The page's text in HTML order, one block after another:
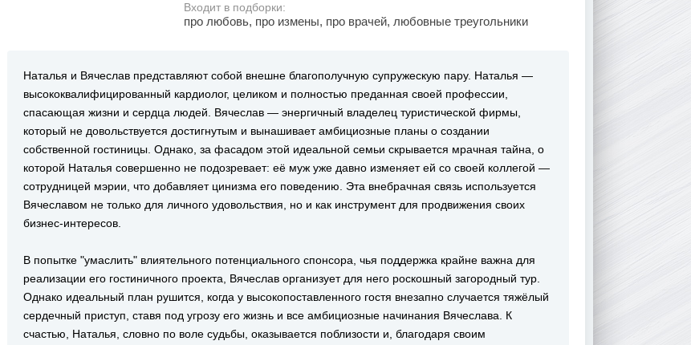
Входит в подборки:
про любовь, про измены, про врачей, любовные треугольники
Наталья и Вячеслав представляют собой внешне благополучную супружескую пару. Наталья —
высококвалифицированный кардиолог, целиком и полностью преданная своей профессии,
спасающая жизни и сердца людей. Вячеслав — энергичный владелец туристической фирмы,
который не довольствуется достигнутым и вынашивает амбициозные планы о создании
собственной гостиницы. Однако, за фасадом этой идеальной семьи скрывается мрачная тайна, о
которой Наталья совершенно не подозревает: её муж уже давно изменяет ей со своей коллегой —
сотрудницей мэрии, что добавляет цинизма его поведению. Эта внебрачная связь используется
Вячеславом не только для личного удовольствия, но и как инструмент для продвижения своих
бизнес-интересов.
В попытке "умаслить" влиятельного потенциального спонсора, чья поддержка крайне важна для
реализации его гостиничного проекта, Вячеслав организует для него роскошный загородный тур.
Однако идеальный план рушится, когда у высокопоставленного гостя внезапно случается тяжёлый
сердечный приступ, ставя под угрозу его жизнь и все амбициозные начинания Вячеслава. К
счастью, Наталья, словно по воле судьбы, оказывается поблизости и, благодаря своим